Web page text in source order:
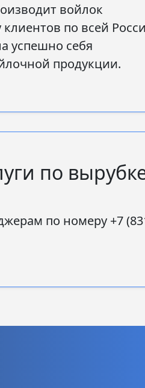
войлок
по всей
успешно себя
продукции.
по
по номеру +7